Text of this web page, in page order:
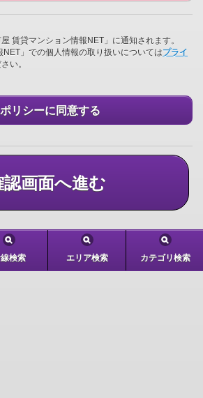
賃貸マンション情報NET」に通知されます。
NET」での個人情報の取り扱いについてはプライ
い。
リシーに同意する
認画面へ進む
検索 エリア検索 カテゴリ検索